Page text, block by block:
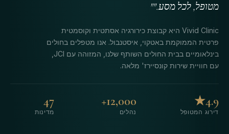
מטופל, לכל מסע.""
Vivid Clinic היא קבוצת כירורגיה אסתטית וקוסמטית
פרטית הממוקמת באטקוי, איסטנבול. אנו מטפלים בחולים
בינלאומיים בבית החולים השותף שלנו, המזוהה עם JCI,
עם חוויית שירות קונסיירז' מלאה.
4.9★
דירוג המטופל
12,000+
נהלים
47
מדינות